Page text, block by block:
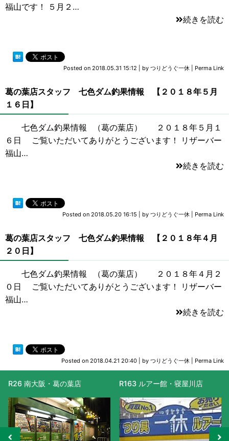
福山です！ ５月２…
続きを読む
Posted on 2018.05.31 15:12 by つりどうぐ一休 Perma Link
葛の葉店スタッフ 七色ダム釣果情報 【２０１８年５月
１６日】
七色ダム釣果情報 （葛の葉店） ２０１８年５月１
６日 ご覧いただいてありがとうございます！ リザーバー
福山…
続きを読む
Posted on 2018.05.20 16:15 by つりどうぐ一休 Perma Link
葛の葉店スタッフ 七色ダム釣果情報 【２０１８年４月
２０日】
七色ダム釣果情報 （葛の葉店） ２０１８年４月２
０日 ご覧いただいてありがとうございます！ リザーバー
福山…
続きを読む
Posted on 2018.04.21 20:40 by つりどうぐ一休 Perma Link
R26 南大阪・葛の葉店 R163 ルアー館・寝屋川店